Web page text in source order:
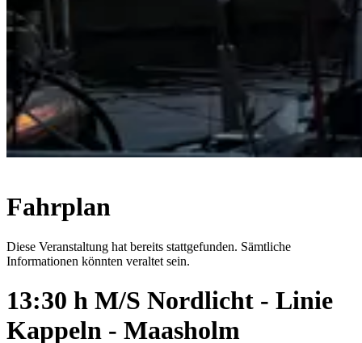
Fahrplan
Diese Veranstaltung hat bereits stattgefunden. Sämtliche
Informationen könnten veraltet sein.
13:30 h M/S Nordlicht - Linie
Kappeln - Maasholm